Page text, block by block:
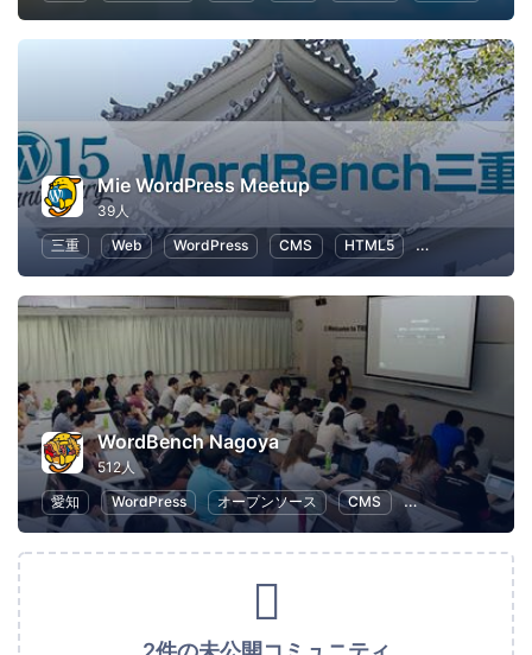
Mie WordPress Meetup
39人
三重
Web WordPress CMS HTML5 オープンソース
WordBench Nagoya
512人
愛知
WordPress オープンソース CMS HTML5 Web